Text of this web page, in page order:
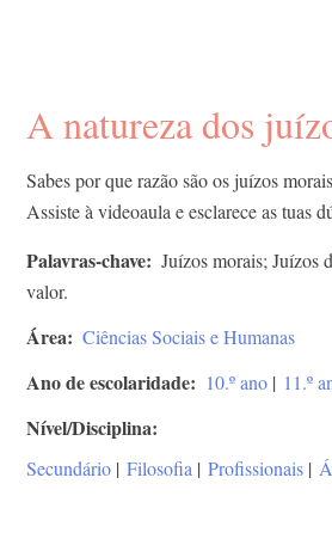
A natureza dos
Sabes por que razão são os juízos
Assiste à videoaula e esclarece as tuas
Palavras-chave
Juízos morais; Juízos
valor.
Área Ciências Sociais e Humanas
Ano de escolaridade 10.º ano | 11.º
Nível/Disciplina
Secundário | Filosofia | Profissionais |